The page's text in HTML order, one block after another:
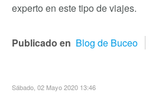
experto en este tipo de viajes.
Publicado en Blog de Buceo
Sábado, 02 Mayo 2020 13:46